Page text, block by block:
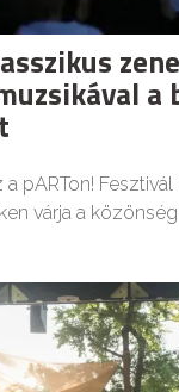
a
a pARTon!
várja a